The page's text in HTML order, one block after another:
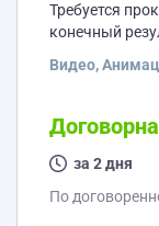
Требуется
конечный
Видео,
за 2 дня
По